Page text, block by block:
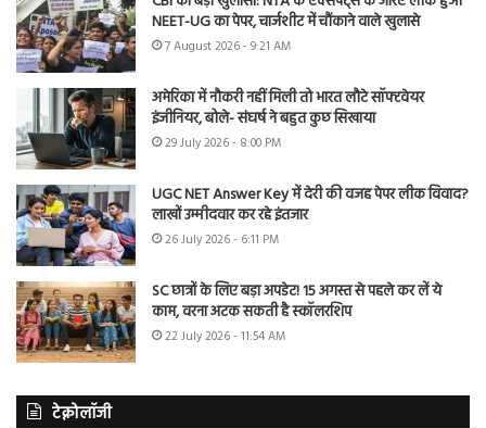
NEET-UG का पेपर, चार्जशीट में चौंकाने वाले खुलासे
7 August 2026 - 9:21 AM
अमेरिका में नौकरी नहीं मिली तो भारत लौटे सॉफ्टवेयर
इंजीनियर, बोले- संघर्ष ने बहुत कुछ सिखाया
29 July 2026 - 8:00 PM
UGC NET Answer Key में देरी की वजह पेपर लीक विवाद?
लाखों उम्मीदवार कर रहे इंतजार
26 July 2026 - 6:11 PM
SC छात्रों के लिए बड़ा अपडेट! 15 अगस्त से पहले कर लें ये
काम, वरना अटक सकती है स्कॉलरशिप
22 July 2026 - 11:54 AM
टेक्नोलॉजी